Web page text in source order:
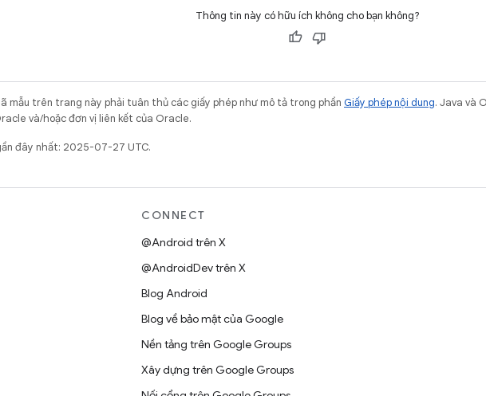
Thông tin này có hữu ích không cho bạn không?
mẫu trên trang này phải tuân thủ các giấy phép như mô tả trong phần Giấy phép nội dung. Java và
và/hoặc đơn vị liên kết của Oracle.
đây nhất: 2025-07-27 UTC.
CONNECT
@Android trên X
@AndroidDev trên X
Blog Android
Blog về bảo mật của Google
Nền tảng trên Google Groups
Xây dựng trên Google Groups